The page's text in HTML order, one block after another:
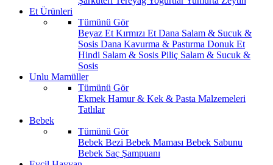
Et Ürünleri
Tümünü Gör
Beyaz Et Kırmızı Et Dana Salam & Sucuk &
Sosis Dana Kavurma & Pastırma Donuk Et
Hindi Salam & Sosis Piliç Salam & Sucuk &
Sosis
Unlu Mamüller
Tümünü Gör
Ekmek Hamur & Kek & Pasta Malzemeleri
Tatlılar
Bebek
Tümünü Gör
Bebek Bezi Bebek Maması Bebek Sabunu
Bebek Saç Şampuanı